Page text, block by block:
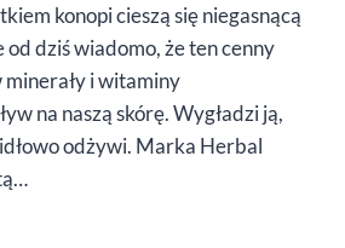
konopi cieszą się niegasnącą
od dziś wiadomo, że ten cenny
minerały i witaminy
na naszą skórę. Wygładzi ją,
odżywi. Marka Herbal